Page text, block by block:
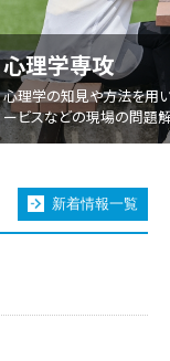
・家庭・学校教育・企
できる人材の育成を目指
新着情報一覧